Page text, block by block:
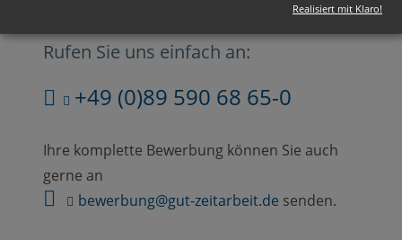
Rufen Sie uns einfach an:
+49 (0)89 590 68 65-0
Ihre komplette Bewerbung können Sie auch
gerne an
bewerbung@gut-zeitarbeit.de senden.
Realisiert mit Klaro!